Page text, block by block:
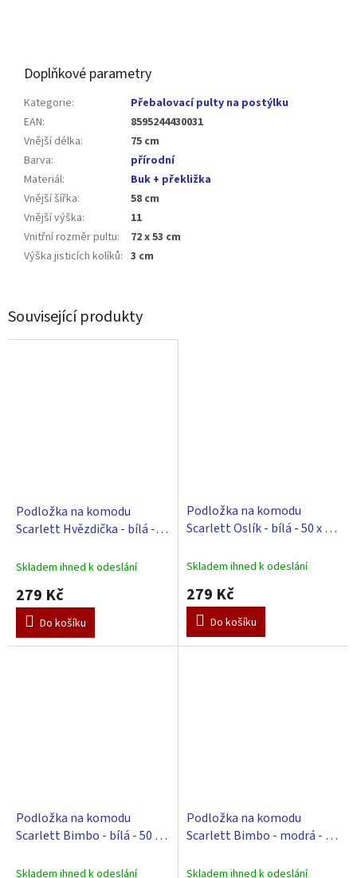
Související produkty
Podložka na komodu
Scarlett Hvězdička - bílá -
Skladem ihned k odeslání
279 Kč
Do košíku
Podložka na komodu
Scarlett Oslík - bílá - 50 x 72
Skladem ihned k odeslání
279 Kč
Do košíku
Podložka na komodu
Scarlett Bimbo - bílá - 50 x
Skladem ihned k odeslání
Podložka na komodu
Scarlett Bimbo - modrá - 50
Skladem ihned k odeslání
Doplňkové parametry
Kategorie:
Přebalovací pulty na postýlku
EAN:
8595244430031
Vnější délka:
75 cm
Barva:
přírodní
Materiál:
Buk + překližka
Vnější šířka:
58 cm
Vnější výška:
11
Vnitřní rozměr pultu:
72 x 53 cm
Výška jisticích kolíků: 3 cm